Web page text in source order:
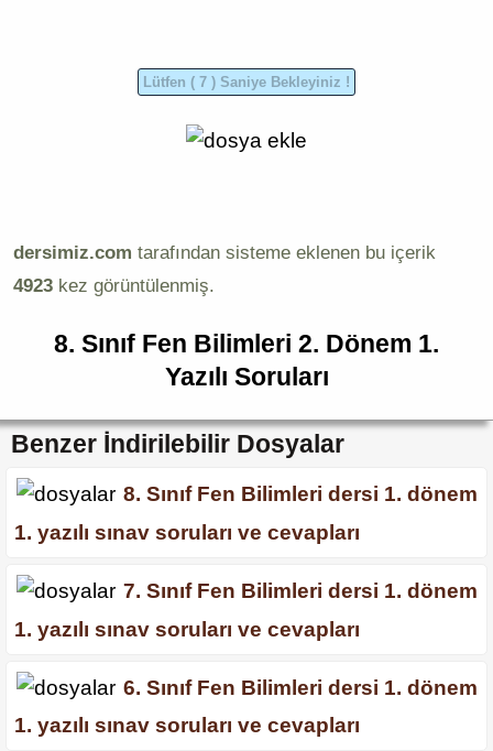
dersimiz.com tarafından sisteme eklenen bu içerik
4923 kez görüntülenmiş.
8. Sınıf Fen Bilimleri 2. Dönem 1.
Yazılı Soruları
Benzer İndirilebilir Dosyalar
8. Sınıf Fen Bilimleri dersi 1. dönem
1. yazılı sınav soruları ve cevapları
7. Sınıf Fen Bilimleri dersi 1. dönem
1. yazılı sınav soruları ve cevapları
6. Sınıf Fen Bilimleri dersi 1. dönem
1. yazılı sınav soruları ve cevapları